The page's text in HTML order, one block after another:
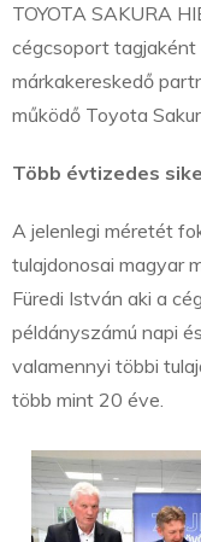
TOYOTA SAKURA
cégcsoport
márkakereskedő
működő Toyota
Több évtizedes
A jelenlegi méretét
tulajdonosai magyar
Füredi István aki a
példányszámú napi
valamennyi többi
több mint 20 éve.